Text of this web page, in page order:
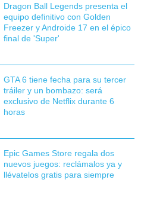
Dragon Ball Legends presenta el
equipo definitivo con Golden
Freezer y Androide 17 en el épico
final de 'Super'
GTA 6 tiene fecha para su tercer
tráiler y un bombazo: será
exclusivo de Netflix durante 6
horas
Epic Games Store regala dos
nuevos juegos: reclámalos ya y
llévatelos gratis para siempre